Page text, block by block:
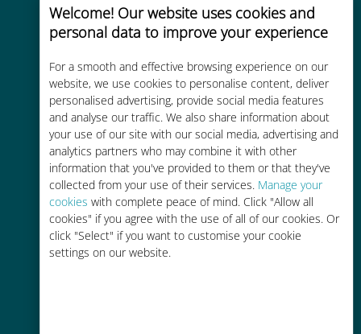
Welcome! Our website uses cookies and
personal data to improve your experience
For a smooth and effective browsing experience on our
website, we use cookies to personalise content, deliver
personalised advertising, provide social media features
and analyse our traffic. We also share information about
your use of our site with our social media, advertising and
analytics partners who may combine it with other
information that you've provided to them or that they've
collected from your use of their services. Manage your
cookies with complete peace of mind. Click "Allow all
cookies" if you agree with the use of all of our cookies. Or
click "Select" if you want to customise your cookie
settings on our website.
Kosteneffectief
Tot 90% goedkoper dan
roamingkosten bij je huidige
provider